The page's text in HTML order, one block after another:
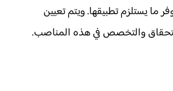
ما يستلزم تطبيقها. ويتم تعيين
والتخصص في هذه المناصب.